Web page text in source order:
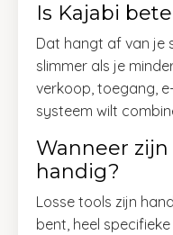
Is Kajabi
Dat hangt af van je
slimmer als je
verkoop, toegang,
systeem wilt
Wanneer
handig?
Losse tools zijn
bent, heel